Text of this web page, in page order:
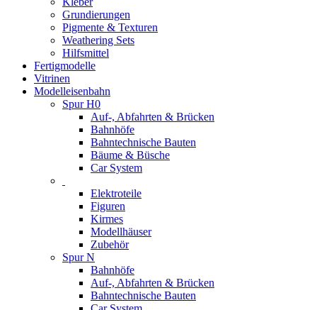
Grundierungen
Pigmente & Texturen
Weathering Sets
Hilfsmittel
Fertigmodelle
Vitrinen
Modelleisenbahn
Spur H0
Auf-, Abfahrten & Brücken
Bahnhöfe
Bahntechnische Bauten
Bäume & Büsche
Car System
Elektroteile
Figuren
Kirmes
Modellhäuser
Zubehör
Spur N
Bahnhöfe
Auf-, Abfahrten & Brücken
Bahntechnische Bauten